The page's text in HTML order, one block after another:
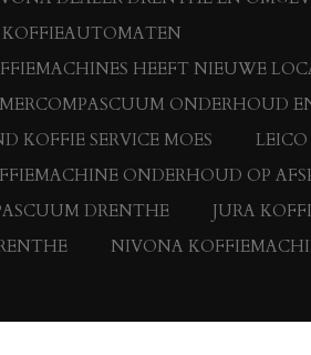
KOFFIEAUTOMATEN
HEEFT NIEUWE
ONDERHOUD
KOFFIE SERVICE MOES
ONDERHOUD OP
DRENTHE
JURA
NIVONA